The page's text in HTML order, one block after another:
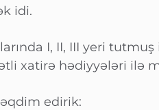
idi.
I, II, III yeri
xatirə hədiyyələri ilə
edirik: